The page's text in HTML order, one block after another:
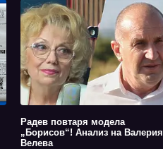
Радев повтаря модела
„Борисов“! Анализ на Валерия
Велева